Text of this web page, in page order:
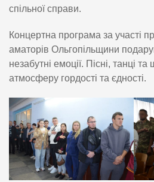
спільної справи.
Концертна програма за участі
аматорів Ольгопільщини
незабутні емоції. Пісні, танці
атмосферу гордості та єдності.